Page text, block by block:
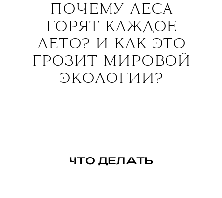
ПОЧЕМУ ЛЕСА
ГОРЯТ КАЖДОЕ
ЛЕТО? И КАК ЭТО
ГРОЗИТ МИРОВОЙ
ЭКОЛОГИИ?
ЧТО ДЕЛАТЬ